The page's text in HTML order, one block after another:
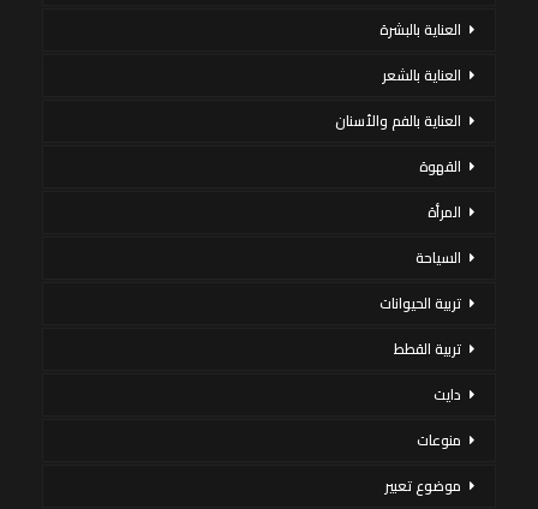
العناية بالبشرة
العناية بالشعر
العناية بالفم والأسنان
القهوة
المرأة
السياحة
تربية الحيوانات
تربية القطط
دايت
منوعات
موضوع تعبير